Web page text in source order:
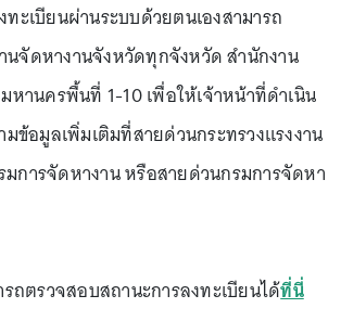
ะเบียนผ่านระบบด้วยตนเองสามารถ
จัดหางานจังหวัดทุกจังหวัด สำนักงาน
หานครพื้นที่ 1-10 เพื่อให้เจ้าหน้าที่ดำเนิน
ข้อมูลเพิ่มเติมที่สายด่วนกระทรวงแรงงาน
มการจัดหางาน หรือสายด่วนกรมการจัดหา
ถตรวจสอบสถานะการลงทะเบียนได้ที่นี่